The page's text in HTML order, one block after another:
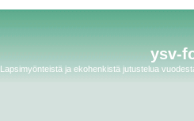
ysv-
Lapsimyönteistä ja ekohenkistä jutustelua